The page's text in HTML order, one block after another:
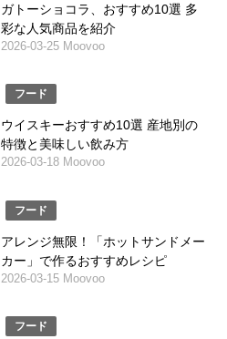
ガトーショコラ、おすすめ10選 多
彩な人気商品を紹介
2026-03-25 Moovoo
フード
ウイスキーおすすめ10選 産地別の
特徴と美味しい飲み方
2026-03-18 Moovoo
フード
アレンジ無限！「ホットサンドメー
カー」で作るおすすめレシピ
2026-03-15 Moovoo
フード